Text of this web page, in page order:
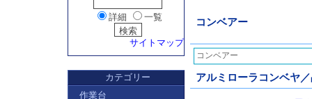
コンベアー
コンベアー
アルミローラコンベヤ
詳細 一覧
サイトマップ
カテゴリー
作業台